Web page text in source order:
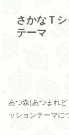
さかなＴ
テーマ
あつ森(あつまれ
ッションテーマに